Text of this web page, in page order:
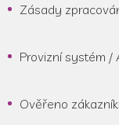
Zásady
Provizní systém /
Ověřeno